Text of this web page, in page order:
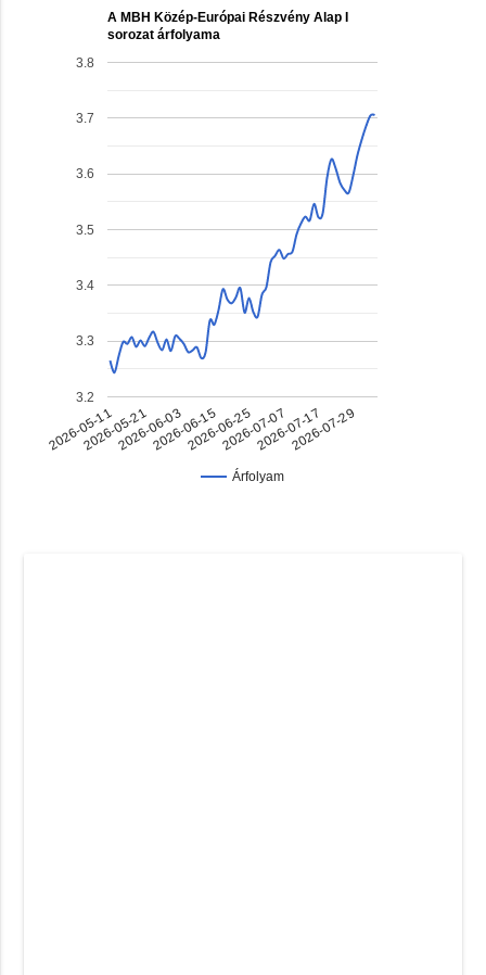
A MBH Közép-Európai Részvény Alap I
sorozat árfolyama
Árfolyam
2026-05-112026-05-212026-06-032026-06-152026-06-252026-07-072026-07-172026-07-29
3.2
3.3
3.4
3.5
3.6
3.7
3.8